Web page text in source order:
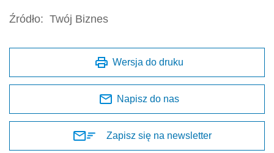
Źródło: Twój Biznes
Wersja do druku
Napisz do nas
Zapisz się na newsletter